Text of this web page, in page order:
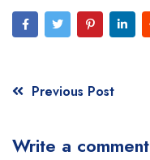
Previous Post
Write a comment